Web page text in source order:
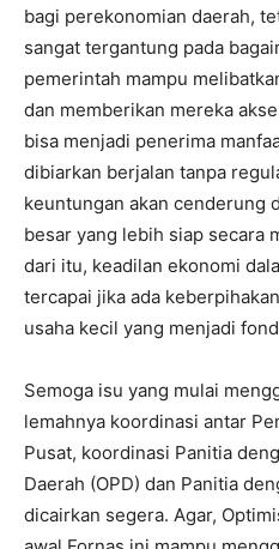
bagi perekonomian daerah,
sangat tergantung pada
pemerintah mampu
dan memberikan mereka
bisa menjadi penerima
dibiarkan berjalan tanpa
keuntungan akan cenderung
besar yang lebih siap secara
dari itu, keadilan ekonomi
tercapai jika ada
usaha kecil yang menjadi
Semoga isu yang mulai
lemahnya koordinasi antar
Pusat, koordinasi Panitia
Daerah (OPD) dan Panitia
dicairkan segera. Agar,